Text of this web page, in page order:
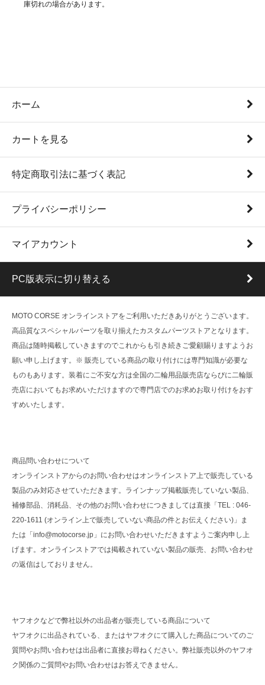
庫切れの場合があります。
ホーム
カートを見る
特定商取引法に基づく表記
プライバシーポリシー
マイアカウント
PC版表示に切り替える
MOTO CORSE オンラインストアをご利用いただきありがとうございます。
高品質なスペシャルパーツを取り揃えたカスタムパーツストアとなります。
商品は随時掲載していきますのでこれからも引き続きご愛顧賜りますようお
願い申し上げます。※ 販売している商品の取り付けには専門知識が必要な
ものもあります。装着にご不安な方は全国の二輪用品販売店ならびに二輪販
売店においてもお求めいただけますので専門店でのお求めお取り付けをおす
すめいたします。
商品問い合わせについて
オンラインストアからのお問い合わせはオンラインストア上で販売している
製品のみ対応させていただきます。ラインナップ掲載販売していない製品、
補修部品、消耗品、その他のお問い合わせにつきましては直接「TEL : 046-
220-1611 (オンライン上で販売していない商品の件とお伝えください)」ま
たは「info@motocorse.jp」にお問い合わせいただきますようご案内申し上
げます。オンラインストアでは掲載されていない製品の販売、お問い合わせ
の返信はしておりません。
ヤフオクなどで弊社以外の出品者が販売している商品について
ヤフオクに出品されている、またはヤフオクにて購入した商品についてのご
質問やお問い合わせは出品者に直接お尋ねください。弊社販売以外のヤフオ
ク関係のご質問やお問い合わせはお答えできません。